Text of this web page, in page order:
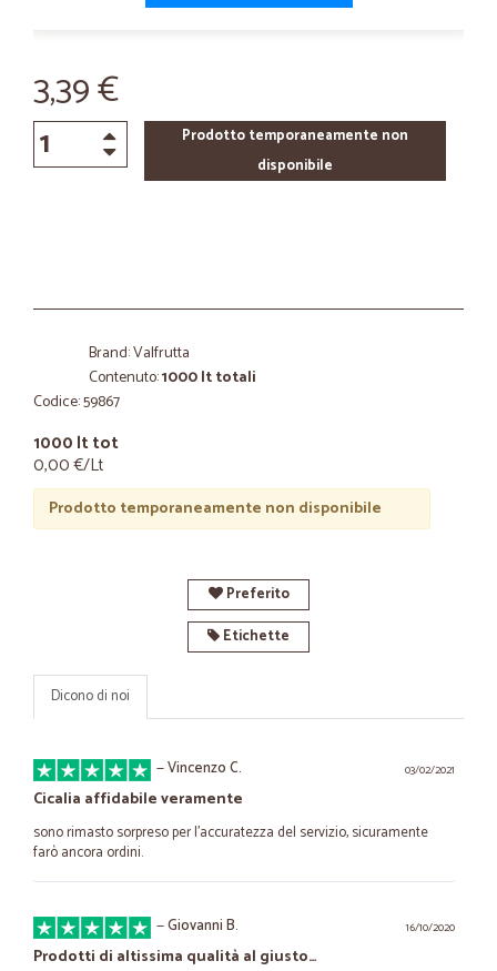
3,39 €
Prodotto temporaneamente non
disponibile
Brand: Valfrutta
Contenuto:1000 lt totali
Codice: 59867
1000 lt tot
0,00 €/Lt
Prodotto temporaneamente non disponibile
Preferito
Etichette
Dicono di noi
03/02/2021
—Vincenzo C.
Cicalia affidabile veramente
sono rimasto sorpreso per l'accuratezza del servizio, sicuramente
farò ancora ordini.
16/10/2020
—Giovanni B.
Prodotti di altissima qualità al giusto…